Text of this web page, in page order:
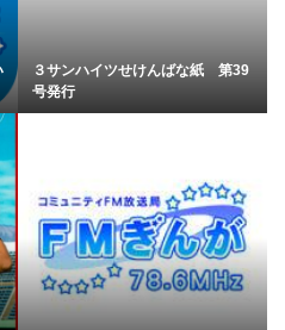
３サンハイツせけんばな紙 第39
号発行